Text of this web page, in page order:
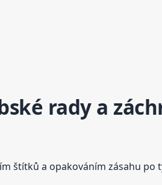
rady a
štítků a opakováním zásahu po